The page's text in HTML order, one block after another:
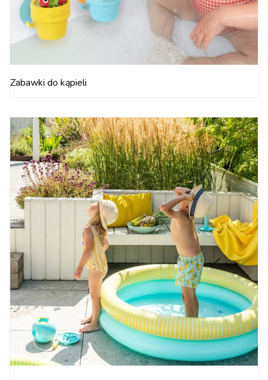
Zabawki do kąpieli